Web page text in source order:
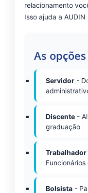
relacionamento
Isso ajuda a
As
Servidor -
Discente -
graduação
Bolsista -